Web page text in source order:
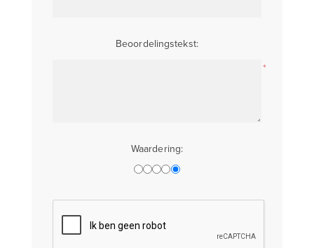
Beoordelingstekst:
*
Waardering: